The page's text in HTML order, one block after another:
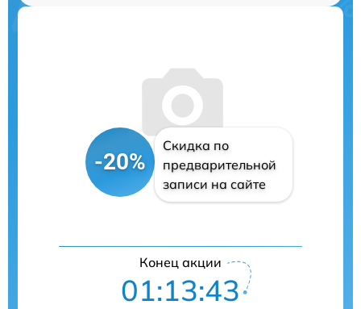
-20%
Скидка по
предварительной
записи на сайте
Конец акции
01:13:42